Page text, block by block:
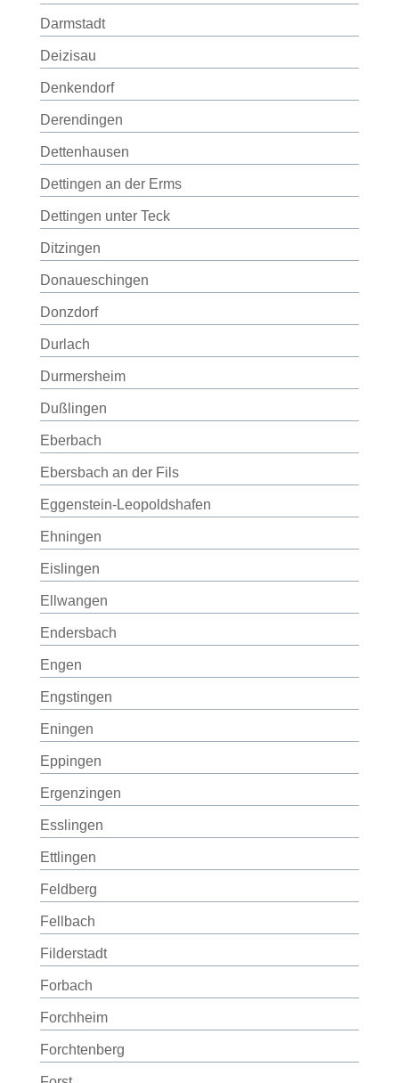
Darmstadt
Deizisau
Denkendorf
Derendingen
Dettenhausen
Dettingen an der Erms
Dettingen unter Teck
Ditzingen
Donaueschingen
Donzdorf
Durlach
Durmersheim
Dußlingen
Eberbach
Ebersbach an der Fils
Eggenstein-Leopoldshafen
Ehningen
Eislingen
Ellwangen
Endersbach
Engen
Engstingen
Eningen
Eppingen
Ergenzingen
Esslingen
Ettlingen
Feldberg
Fellbach
Filderstadt
Forbach
Forchheim
Forchtenberg